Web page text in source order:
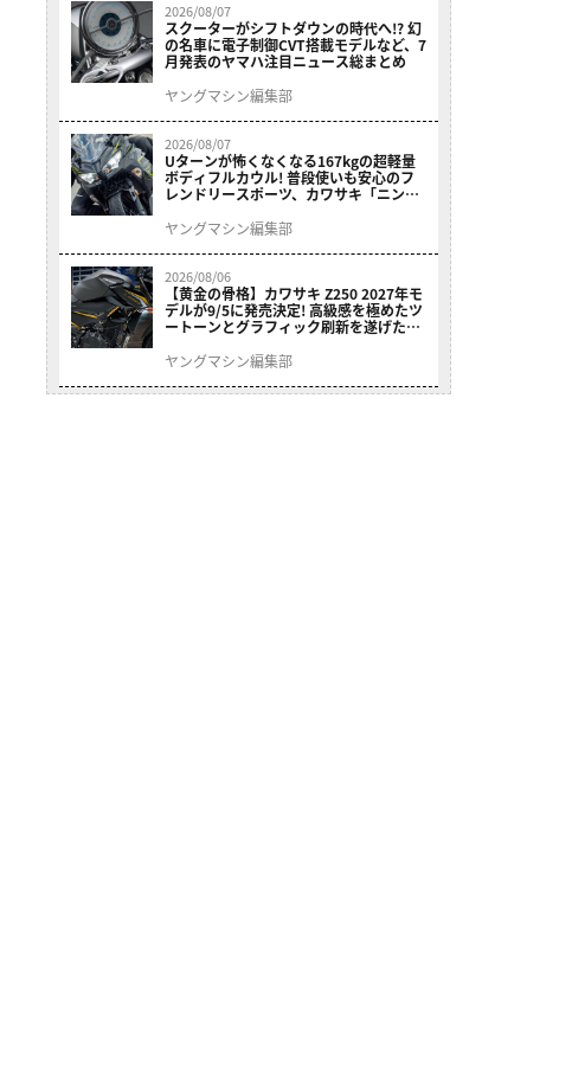
2026/08/07
スクーターがシフトダウンの時代へ!? 幻
の名車に電子制御CVT搭載モデルなど、7
月発表のヤマハ注目ニュース総まとめ
ヤングマシン編集部
2026/08/07
Uターンが怖くなくなる167kgの超軽量
ボディフルカウル! 普段使いも安心のフ
レンドリースポーツ、カワサキ「ニンジ
9/5発売
ヤングマシン編集部
2026/08/06
【黄金の骨格】カワサキ Z250 2027年モ
デルが9/5に発売決定! 高級感を極めたツ
ートーンとグラフィック刷新を遂げた本
ヤングマシン編集部